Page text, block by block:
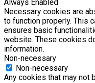
Always Enabled
Necessary cookies are
to function properly. This
ensures basic
website. These cookies
information.
Non-necessary
Non-necessary
Any cookies that may not